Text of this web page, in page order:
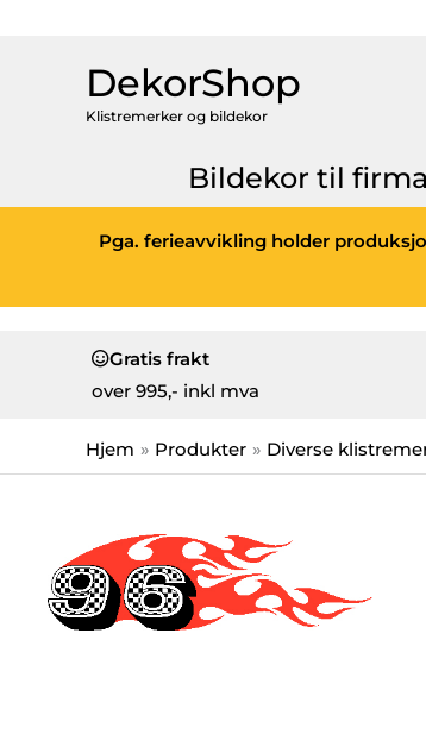
DekorShop
Klistremerker og bildekor
Bildekor til
Pga. ferieavvikling holder
Gratis frakt
over 995,- inkl mva
Hjem Produkter Diverse